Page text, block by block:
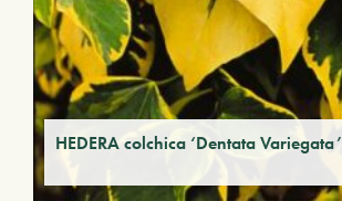
HEDERA colchica ‘Dentata Variegata’